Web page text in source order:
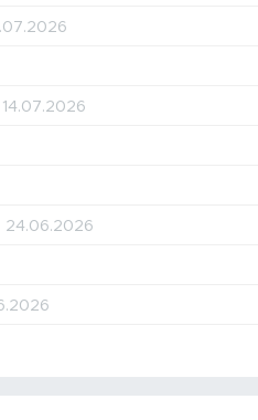
14.07.2026
24.06.2026